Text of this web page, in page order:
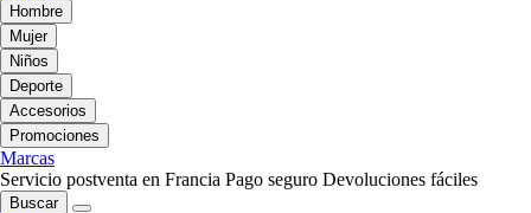
Hombre
Mujer
Niños
Deporte
Accesorios
Promociones
Marcas
Servicio postventa en Francia Pago seguro Devoluciones fáciles
Buscar